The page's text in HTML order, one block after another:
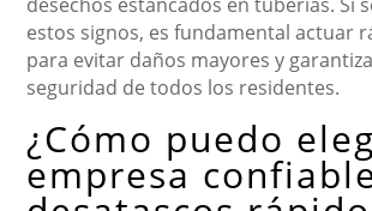
estos signos, es fundamental actuar
para evitar daños mayores y
seguridad de todos los residentes.
¿Cómo puedo
empresa